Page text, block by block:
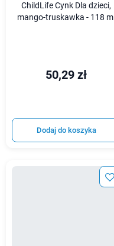
ChildLife Cynk Dla dzieci,
mango-truskawka - 118 ml
50,29 zł
Dodaj do koszyka